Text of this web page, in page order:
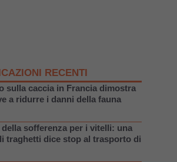
RECENTI
sulla caccia in Francia dimostra
a ridurre i danni della fauna
sofferenza per i vitelli: una
traghetti dice stop al trasporto di